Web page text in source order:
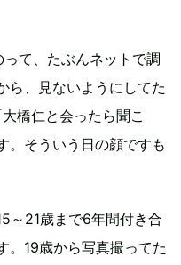
て、たぶんネットで調
ら、見ないようにしてた
橋仁と会ったら聞こ
。そういう日の顔ですも
～21歳まで6年間付き合
。19歳から写真撮ってた